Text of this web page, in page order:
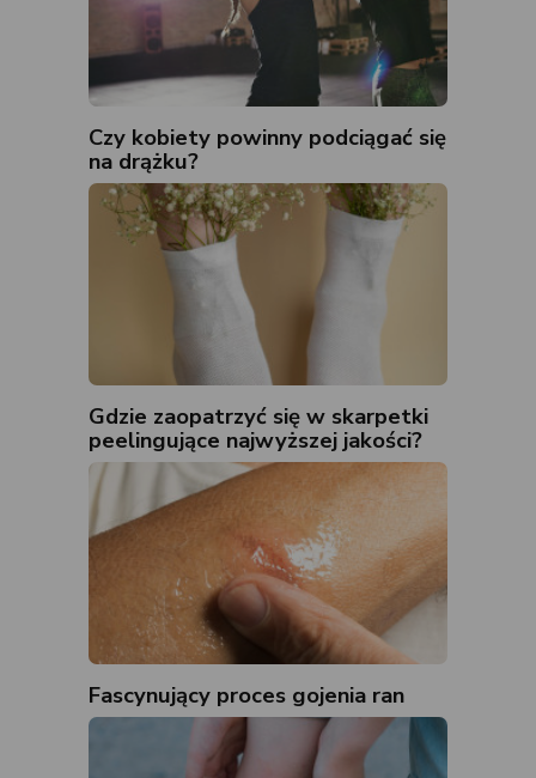
Czy kobiety powinny podciągać się
na drążku?
Gdzie zaopatrzyć się w skarpetki
peelingujące najwyższej jakości?
Fascynujący proces gojenia ran